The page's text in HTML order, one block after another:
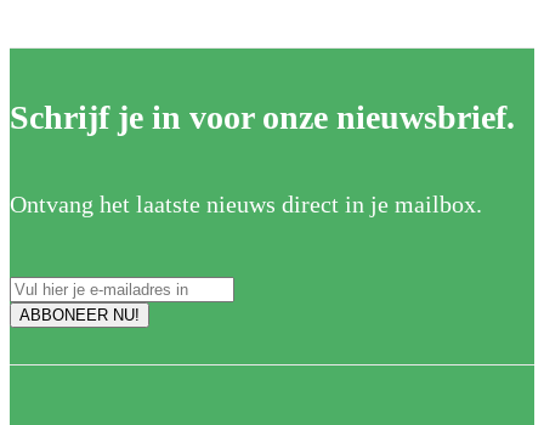
Schrijf je in voor onze nieuwsbrief.
Ontvang het laatste nieuws direct in je mailbox.